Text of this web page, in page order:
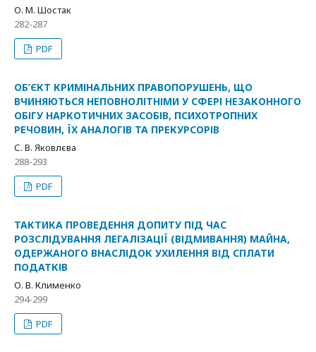
О. М. Шостак
282-287
PDF
ОБ’ЄКТ КРИМІНАЛЬНИХ ПРАВОПОРУШЕНЬ, ЩО
ВЧИНЯЮТЬСЯ НЕПОВНОЛІТНІМИ У СФЕРІ НЕЗАКОННОГО
ОБІГУ НАРКОТИЧНИХ ЗАСОБІВ, ПСИХОТРОПНИХ
РЕЧОВИН, ЇХ АНАЛОГІВ ТА ПРЕКУРСОРІВ
С. В. Яковлєва
288-293
PDF
ТАКТИКА ПРОВЕДЕННЯ ДОПИТУ ПІД ЧАС
РОЗСЛІДУВАННЯ ЛЕГАЛІЗАЦІЇ (ВІДМИВАННЯ) МАЙНА,
ОДЕРЖАНОГО ВНАСЛІДОК УХИЛЕННЯ ВІД СПЛАТИ
ПОДАТКІВ
О. В. Клименко
294-299
PDF